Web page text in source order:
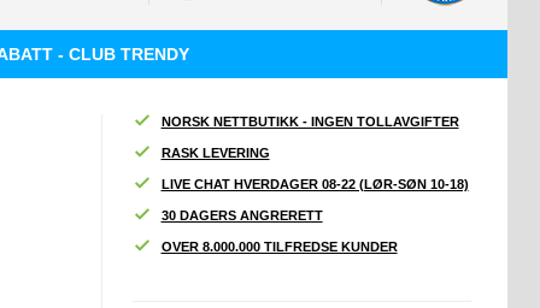
- CLUB TRENDY
NORSK NETTBUTIKK - INGEN TOLLAVGIFTER
RASK LEVERING
LIVE CHAT HVERDAGER 08-22 (LØR-SØN 10-18)
30 DAGERS ANGRERETT
OVER 8.000.000 TILFREDSE KUNDER